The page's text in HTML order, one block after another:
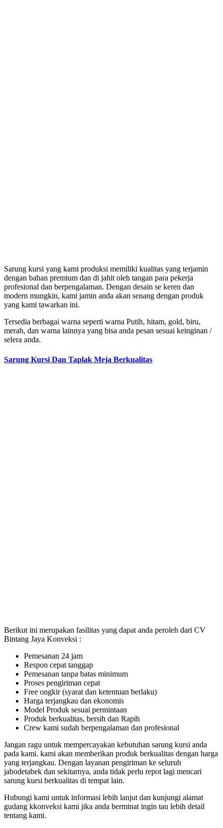
Sarung kursi yang kami produksi memiliki kualitas yang terjamin
dengan bahan premium dan di jahit oleh tangan para pekerja
profesional dan berpengalaman. Dengan desain se keren dan
modern mungkin, kami jamin anda akan senang dengan produk
yang kami tawarkan ini.
Tersedia berbagai warna seperti warna Putih, hitam, gold, biru,
merah, dan warna lainnya yang bisa anda pesan sesuai keinginan /
selera anda.
Sarung Kursi Dan Taplak Meja Berkualitas
Berikut ini merupakan fasilitas yang dapat anda peroleh dari CV
Bintang Jaya Konveksi :
Pemesanan 24 jam
Respon cepat tanggap
Pemesanan tanpa batas minimum
Proses pengiriman cepat
Free ongkir (syarat dan ketentuan berlaku)
Harga terjangkau dan ekonomis
Model Produk sesuai permintaan
Produk berkualitas, bersih dan Rapih
Crew kami sudah berpengalaman dan profesional
Jangan ragu untuk mempercayakan kebutuhan sarung kursi anda
pada kami. kami akan memberikan produk berkualitas dengan harga
yang terjangkau. Dengan layanan pengiriman ke seluruh
jabodetabek dan sekitarnya, anda tidak perlu repot lagi mencari
sarung kursi berkualitas di tempat lain.
Hubungi kami untuk informasi lebih lanjut dan kunjungi alamat
gudang kkonveksi kami jika anda berminat ingin tau lebih detail
tentang kami.